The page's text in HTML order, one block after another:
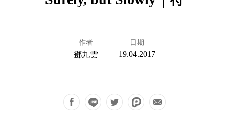
作者
鄧九雲
日期
19.04.2017